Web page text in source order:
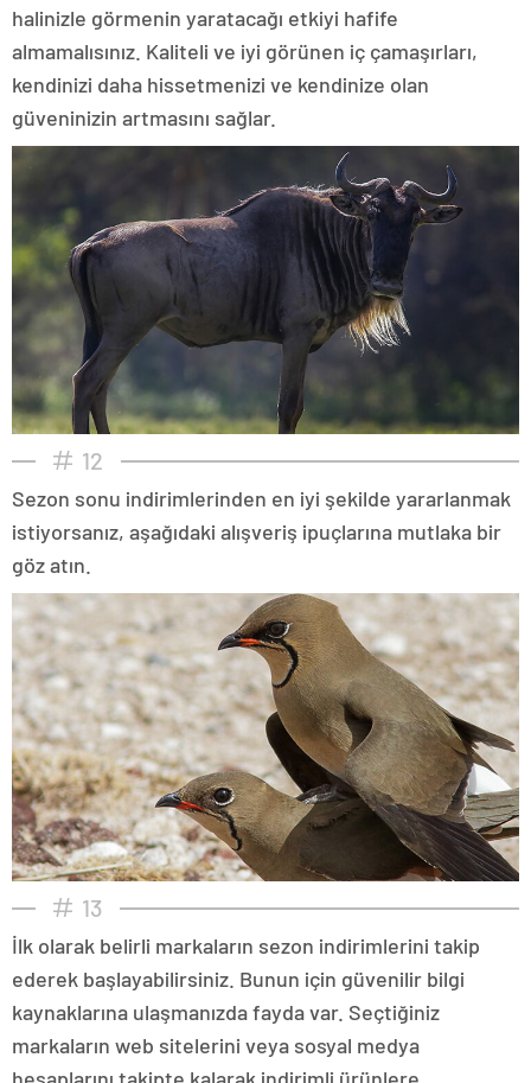
halinizle görmenin yaratacağı etkiyi hafife
almamalısınız. Kaliteli ve iyi görünen iç çamaşırları,
kendinizi daha hissetmenizi ve kendinize olan
güveninizin artmasını sağlar.
12
Sezon sonu indirimlerinden en iyi şekilde yararlanmak
istiyorsanız, aşağıdaki alışveriş ipuçlarına mutlaka bir
göz atın.
13
İlk olarak belirli markaların sezon indirimlerini takip
ederek başlayabilirsiniz. Bunun için güvenilir bilgi
kaynaklarına ulaşmanızda fayda var. Seçtiğiniz
markaların web sitelerini veya sosyal medya